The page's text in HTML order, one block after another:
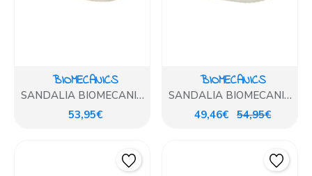
BIOMECANICS
SANDALIA BIOMECANICS
BLANCA
53,95€
BIOMECANICS
SANDALIA BIOMECANICS
BLANCO
49,46€ 54,95€